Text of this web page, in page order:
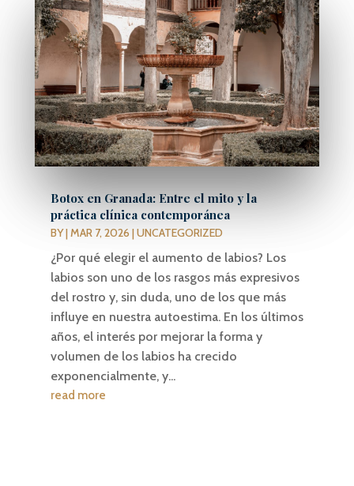
Botox en Granada: Entre el mito y la
práctica clínica contemporánea
BY|MAR 7, 2026 |UNCATEGORIZED
¿Por qué elegir el aumento de labios? Los
labios son uno de los rasgos más expresivos
del rostro y, sin duda, uno de los que más
influye en nuestra autoestima. En los últimos
años, el interés por mejorar la forma y
volumen de los labios ha crecido
exponencialmente, y...
read more